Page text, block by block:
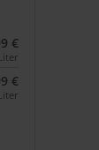
€
€